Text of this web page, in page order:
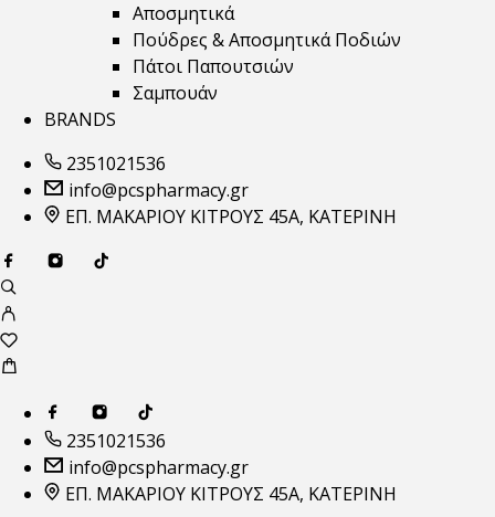
Αποσμητικά
Πούδρες & Αποσμητικά Ποδιών
Πάτοι Παπουτσιών
Σαμπουάν
BRANDS
2351021536
info@pcspharmacy.gr
ΕΠ. ΜΑΚΑΡΙΟΥ ΚΙΤΡΟΥΣ 45Α, ΚΑΤΕΡΙΝΗ
2351021536
info@pcspharmacy.gr
ΕΠ. ΜΑΚΑΡΙΟΥ ΚΙΤΡΟΥΣ 45Α, ΚΑΤΕΡΙΝΗ